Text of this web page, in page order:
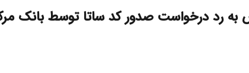
به رد درخواست صدور کد ساتا توسط بانک